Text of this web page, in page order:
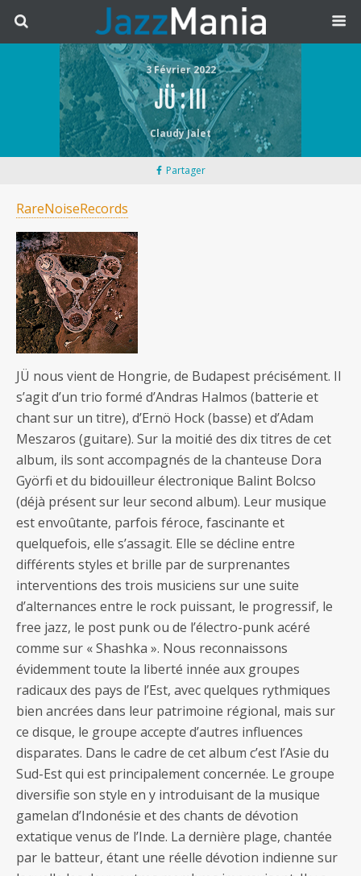
3 Février 2022
JÜ : III
Claudy Jalet
Partager
RareNoiseRecords
JÜ nous vient de Hongrie, de Budapest précisément. Il
s’agit d’un trio formé d’Andras Halmos (batterie et
chant sur un titre), d’Ernö Hock (basse) et d’Adam
Meszaros (guitare). Sur la moitié des dix titres de cet
album, ils sont accompagnés de la chanteuse Dora
Györfi et du bidouilleur électronique Balint Bolcso
(déjà présent sur leur second album). Leur musique
est envoûtante, parfois féroce, fascinante et
quelquefois, elle s’assagit. Elle se décline entre
différents styles et brille par de surprenantes
interventions des trois musiciens sur une suite
d’alternances entre le rock puissant, le progressif, le
free jazz, le post punk ou de l’électro-punk acéré
comme sur « Shashka ». Nous reconnaissons
évidemment toute la liberté innée aux groupes
radicaux des pays de l’Est, avec quelques rythmiques
bien ancrées dans leur patrimoine régional, mais sur
ce disque, le groupe accepte d’autres influences
disparates. Dans le cadre de cet album c’est l’Asie du
Sud-Est qui est principalement concernée. Le groupe
diversifie son style en y introduisant de la musique
gamelan d’Indonésie et des chants de dévotion
extatique venus de l’Inde. La dernière plage, chantée
par le batteur, étant une réelle dévotion indienne sur